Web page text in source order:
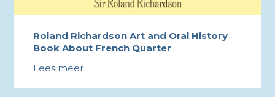
Roland Richardson Art and Oral History
Book About French Quarter
Lees meer